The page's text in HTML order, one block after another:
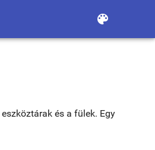
color_lens
és a fülek. Egy